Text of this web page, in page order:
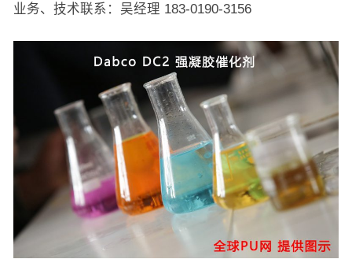
业务、技术联系：吴经理 183-0190-3156